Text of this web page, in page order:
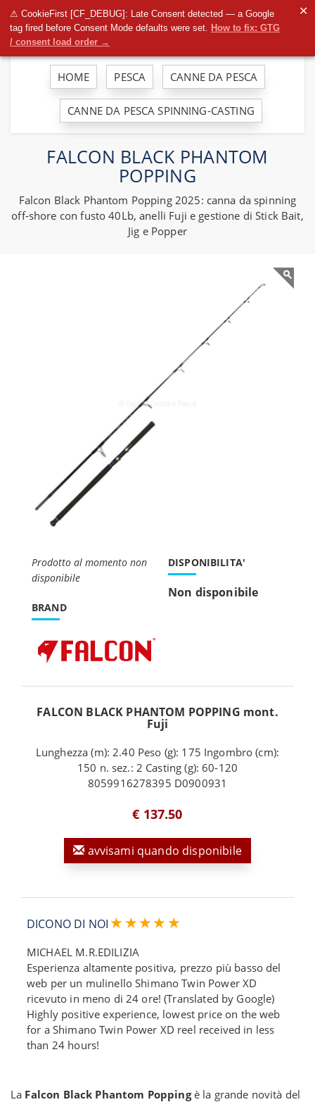
⚠ CookieFirst [CF_DEBUG]: Late Consent detected — a Google
tag fired before Consent Mode defaults were set. How to fix: GTG
/ consent load order →
✕
HOME PESCA CANNE DA PESCA
CANNE DA PESCA SPINNING-CASTING
FALCON BLACK PHANTOM
POPPING
Falcon Black Phantom Popping 2025: canna da spinning
off-shore con fusto 40Lb, anelli Fuji e gestione di Stick Bait,
Jig e Popper
Prodotto al momento non
disponibile
BRAND
DISPONIBILITA'
Non disponibile
FALCON BLACK PHANTOM POPPING mont.
Fuji
Lunghezza (m): 2.40 Peso (g): 175 Ingombro (cm):
150 n. sez.: 2 Casting (g): 60-120
8059916278395 D0900931
€ 137.50
avvisami quando disponibile
DICONO DI NOI
MICHAEL M.R.EDILIZIA
Esperienza altamente positiva, prezzo più basso del
web per un mulinello Shimano Twin Power XD
ricevuto in meno di 24 ore! (Translated by Google)
Highly positive experience, lowest price on the web
for a Shimano Twin Power XD reel received in less
than 24 hours!
La Falcon Black Phantom Poppingè la grande novità del